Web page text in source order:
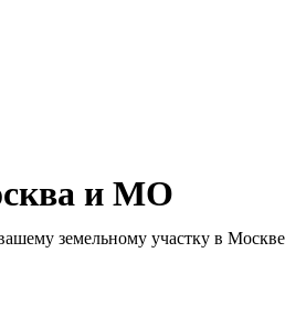
и МО
земельному участку в